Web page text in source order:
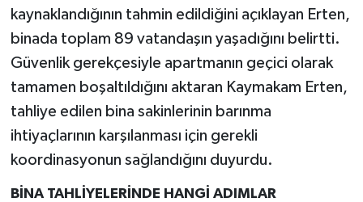
kaynaklandığının tahmin edildiğini açıklayan Erten,
binada toplam 89 vatandaşın yaşadığını belirtti.
Güvenlik gerekçesiyle apartmanın geçici olarak
tamamen boşaltıldığını aktaran Kaymakam Erten,
tahliye edilen bina sakinlerinin barınma
ihtiyaçlarının karşılanması için gerekli
koordinasyonun sağlandığını duyurdu.
BİNA TAHLİYELERİNDE HANGİ ADIMLAR